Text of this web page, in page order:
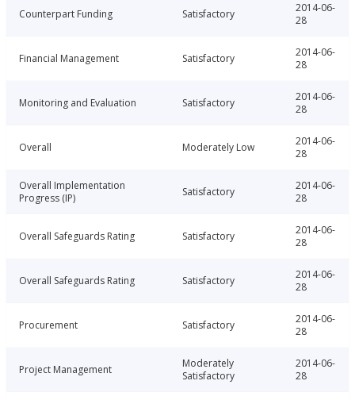
Counterpart Funding Satisfactory
2014-06-
28
Financial Management Satisfactory
2014-06-
28
Monitoring and Evaluation Satisfactory
2014-06-
28
Overall Moderately Low
2014-06-
28
Overall Implementation
Progress (IP)
Satisfactory
2014-06-
28
Overall Safeguards Rating Satisfactory
2014-06-
28
Overall Safeguards Rating Satisfactory
2014-06-
28
Procurement Satisfactory
2014-06-
28
Project Management
Moderately
Satisfactory
2014-06-
28